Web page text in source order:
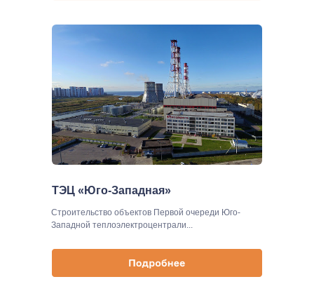
Строительство объектов Первой очереди Юго-
Западной теплоэлектроцентрали...
ТЭЦ «Юго-Западная»